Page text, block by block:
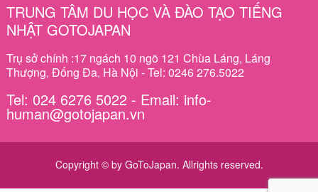
TRUNG TÂM DU HỌC VÀ ĐÀO TẠO TIẾNG
NHẬT GOTOJAPAN
Trụ sở chính :17 ngách 10 ngõ 121 Chùa Láng, Láng
Thượng, Đống Đa, Hà Nội - Tel: 0246 276.5022
Tel: 024 6276 5022 - Email: info-
human@gotojapan.vn
Copyright © by GoToJapan. Allrights reserved.